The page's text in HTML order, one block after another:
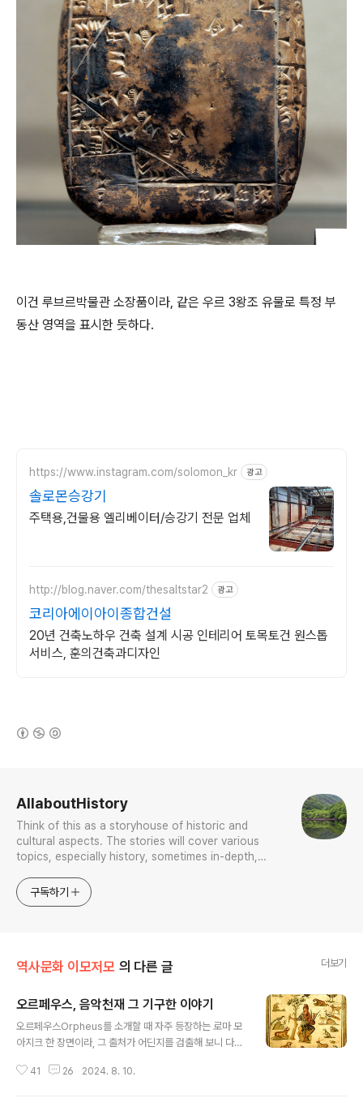
이건 루브르박물관 소장품이라, 같은 우르 3왕조 유물로 특정 부
동산 영역을 표시한 듯하다.
https://www.instagram.com/solomon_kr 광고
솔로몬승강기
주택용,건물용 엘리베이터/승강기 전문 업체
http://blog.naver.com/thesaltstar2 광고
코리아에이아이종합건설
20년 건축노하우 건축 설계 시공 인테리어 토목토건 원스톱
서비스, 훈의건축과디자인
AllaboutHistory
Think of this as a storyhouse of historic and
cultural aspects. The stories will cover various
topics, especially history, sometimes in-depth,
approach will be to resist any common sense or
generalized viewpoint
구독하기
역사문화 이모저모 의 다른 글 더보기
오르페우스, 음악천재 그 기구한 이야기
오르페우스Orpheus를 소개할 때 자주 등장하는 로마 모
아지크 한 장면이라, 그 출처가 어딘지를 검출해 보니 다음
tury Mosaic Antonio Salinas Regional Archaeolo
41 26 2024. 8. 10.